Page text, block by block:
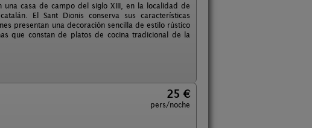
una casa de campo del siglo XIII, en la localidad de
El Sant Dionis conserva sus características
presentan una decoración sencilla de estilo rústico
que constan de platos de cocina tradicional de la
25 €
pers/noche